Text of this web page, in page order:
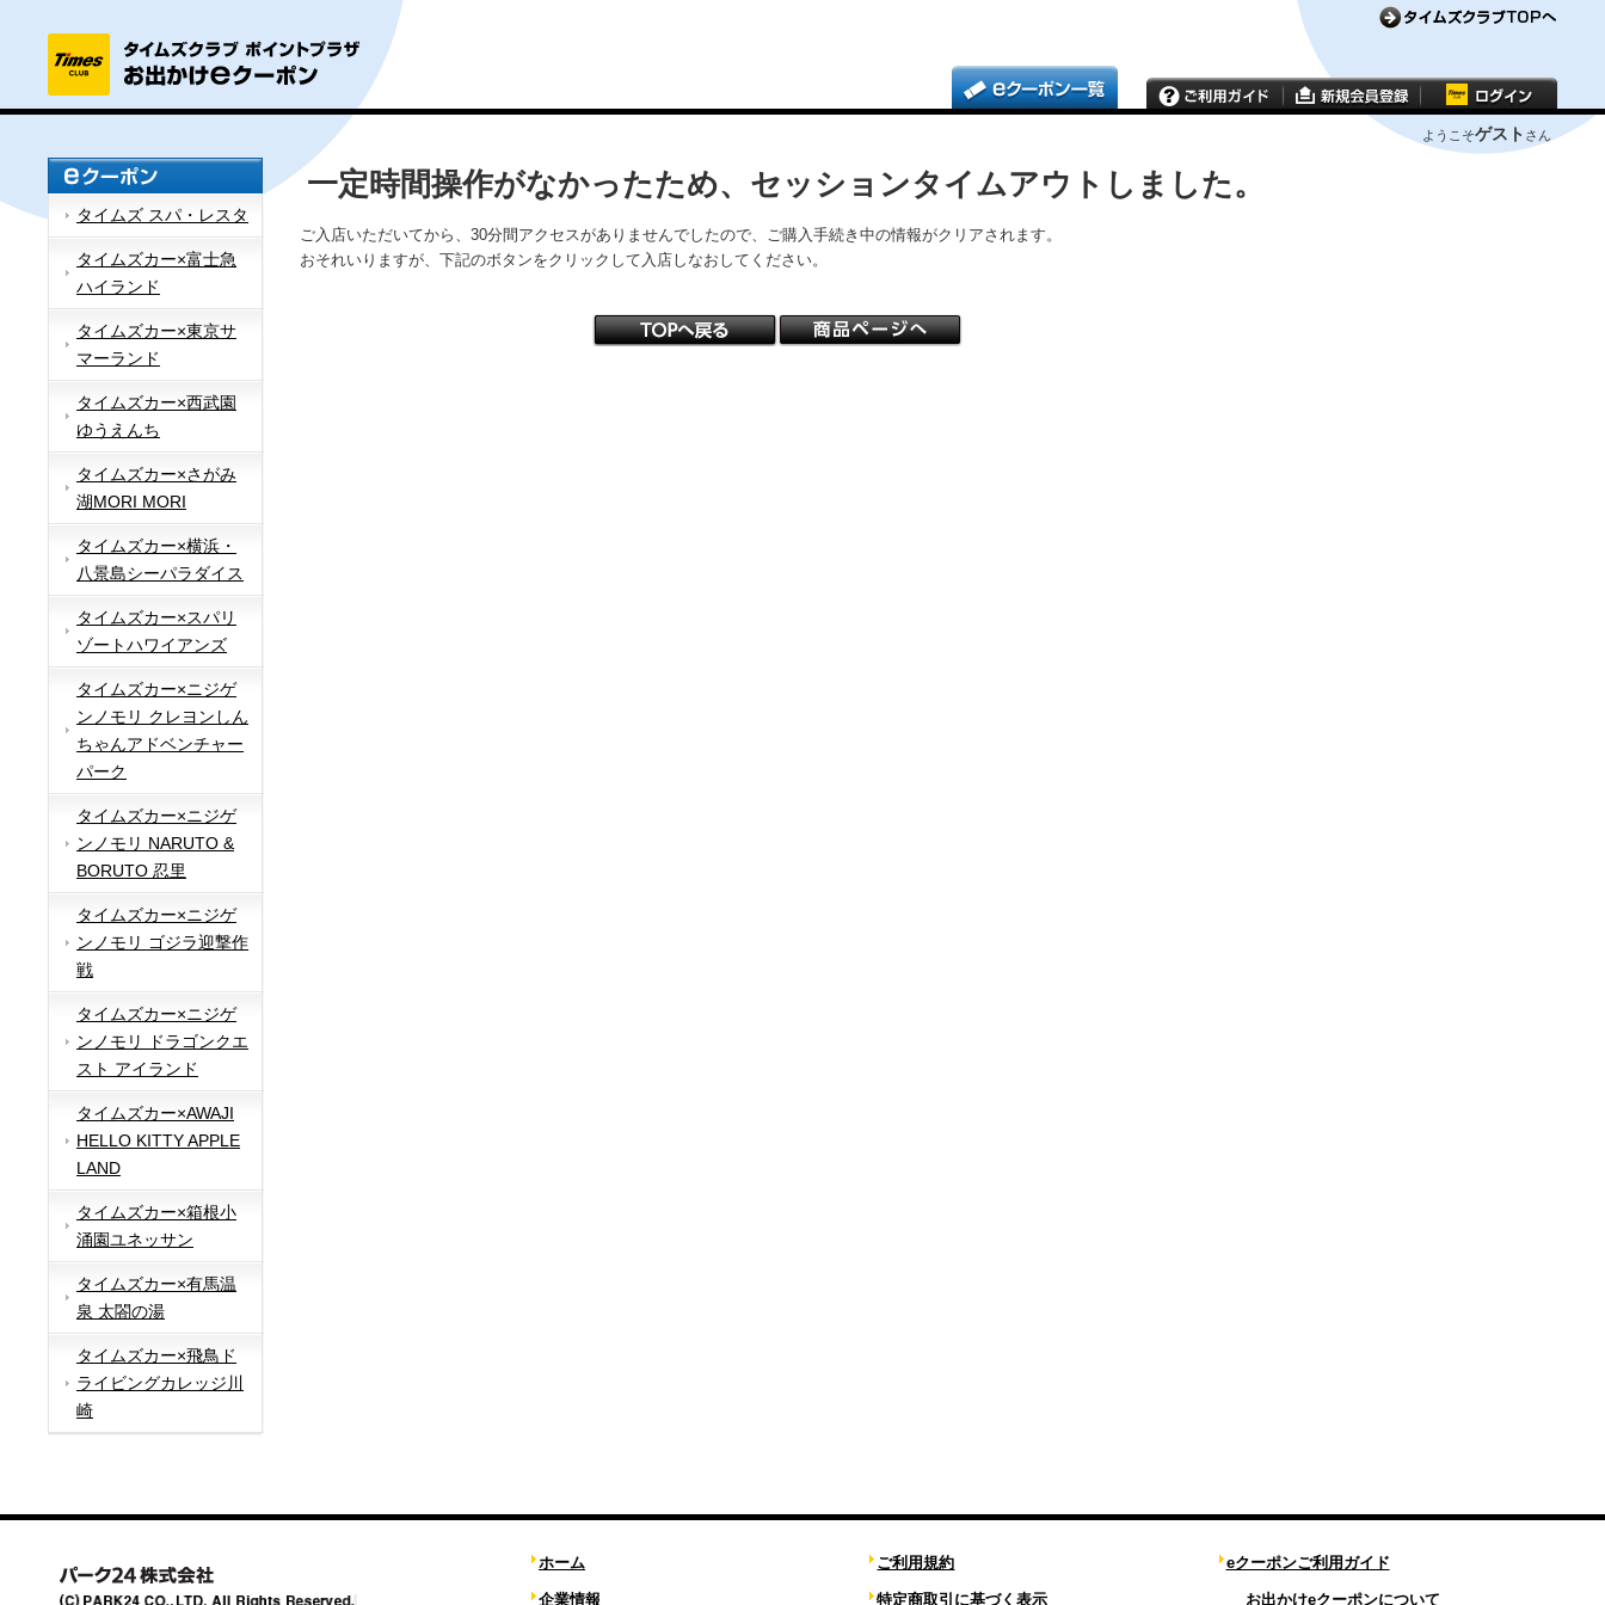
ようこそゲスト さん
タイムズ スパ・レスタ
タイムズカー×富士急
ハイランド
タイムズカー×東京サ
マーランド
タイムズカー×西武園
ゆうえんち
タイムズカー×さがみ
湖MORI MORI
タイムズカー×横浜・
八景島シーパラダイス
タイムズカー×スパリ
ゾートハワイアンズ
タイムズカー×ニジゲ
ンノモリ クレヨンしん
ちゃんアドベンチャー
パーク
タイムズカー×ニジゲ
ンノモリ NARUTO &
BORUTO 忍里
タイムズカー×ニジゲ
ンノモリ ゴジラ迎撃作
戦
タイムズカー×ニジゲ
ンノモリ ドラゴンクエ
スト アイランド
タイムズカー×AWAJI
HELLO KITTY APPLE
LAND
タイムズカー×箱根小
涌園ユネッサン
タイムズカー×有馬温
泉 太閤の湯
タイムズカー×飛鳥ド
ライビングカレッジ川
崎
一定時間操作がなかったため、セッションタイムアウトしました。
ご入店いただいてから、30分間アクセスがありませんでしたので、ご購入手続き中の情報がクリアされます。
おそれいりますが、下記のボタンをクリックして入店しなおしてください。
ホーム
企業情報
ご利用規約
特定商取引に基づく表示
eクーポンご利用ガイド
お出かけeクーポンについて